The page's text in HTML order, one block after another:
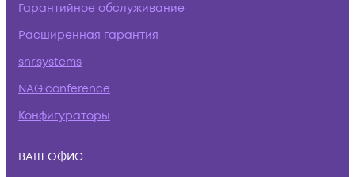
Гарантийное обслуживание
Расширенная гарантия
snr.systems
NAG.conference
Конфигураторы
ВАШ ОФИС